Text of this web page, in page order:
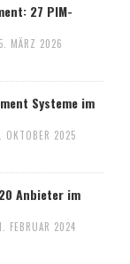
27 PIM-
MÄRZ 2026
Systeme im
OKTOBER 2025
Anbieter im
FEBRUAR 2024